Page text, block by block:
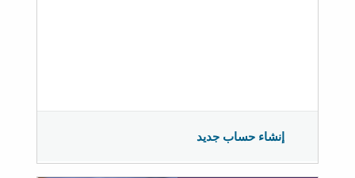
إنشاء حساب جديد